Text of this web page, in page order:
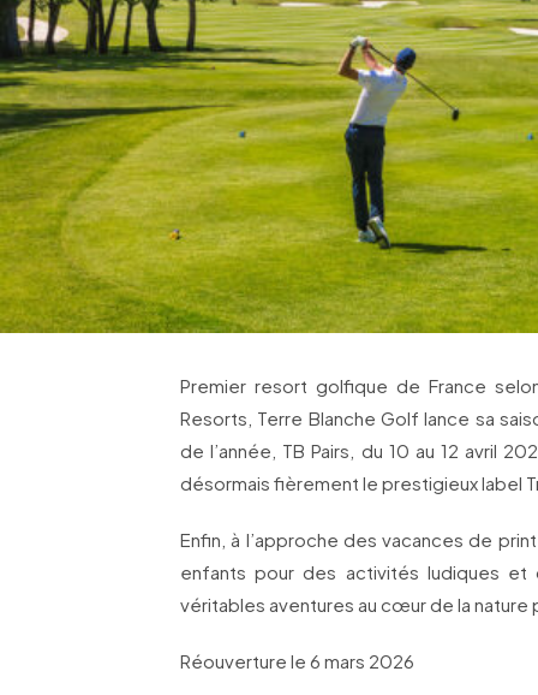
Premier resort golfique de France
Resorts, Terre Blanche Golf lance sa
de l’année, TB Pairs, du 10 au 12 avril
désormais fièrement le prestigieux label
Enfin, à l’approche des vacances de
enfants pour des activités ludiques
véritables aventures au cœur de la nature
Réouverture le 6 mars 2026